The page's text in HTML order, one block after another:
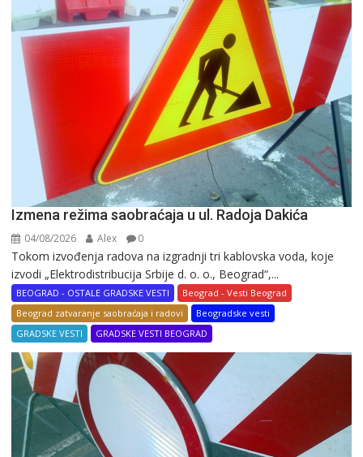
Izmena režima saobraćaja u ul. Radoja Dakića
04/08/2026 Alex 0
Tokom izvođenja radova na izgradnji tri kablovska voda, koje
izvodi „Elektrodistribucija Srbije d. o. o., Beograd“,...
BEOGRAD - OSTALE GRADSKE VESTI
Beograd - Vesti Beograd
Beograd zatvaranje saobraćaja i radovi
Beogradske vesti
GRADSKE VESTI
GRADSKE VESTI BEOGRAD